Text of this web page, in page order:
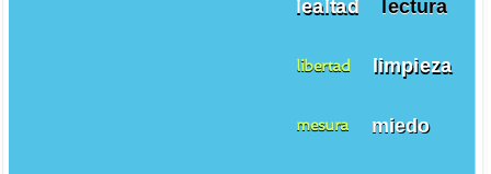
lealtad lectura
libertad limpieza
mesura miedo